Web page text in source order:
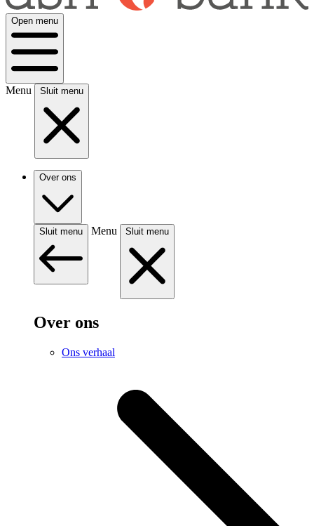
Open menu
Menu Sluit menu
Over ons
Sluit menu Menu Sluit menu
Over ons
Ons verhaal